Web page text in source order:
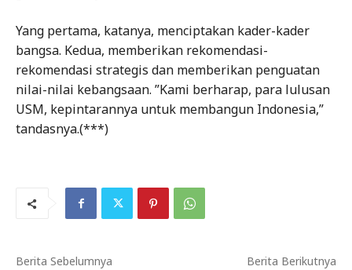
Yang pertama, katanya, menciptakan kader-kader
bangsa. Kedua, memberikan rekomendasi-
rekomendasi strategis dan memberikan penguatan
nilai-nilai kebangsaan. ”Kami berharap, para lulusan
USM, kepintarannya untuk membangun Indonesia,”
tandasnya.(***)
Berita Sebelumnya Berita Berikutnya